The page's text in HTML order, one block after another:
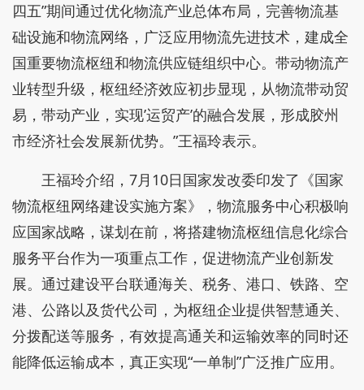
四五”期间通过优化物流产业总体布局，完善物流基
础设施和物流网络，广泛应用物流先进技术，建成全
国重要物流枢纽和物流供应链组织中心。带动物流产
业转型升级，枢纽经济效应初步显现，从物流带动贸
易，带动产业，实现’运贸产’的融合发展，形成胶州
市经济社会发展新优势。”王福玲表示。
王福玲介绍，7月10日国家发改委印发了《国家
物流枢纽网络建设实施方案》，物流服务中心积极响
应国家战略，谋划在前，将搭建物流枢纽信息化综合
服务平台作为一项重点工作，促进物流产业创新发
展。通过建设平台联通海关、税务、港口、铁路、空
港、公路以及货代公司，为枢纽企业提供智慧通关、
分拨配送等服务，有效提高通关和运输效率的同时还
能降低运输成本，真正实现“一单制”广泛推广应用。